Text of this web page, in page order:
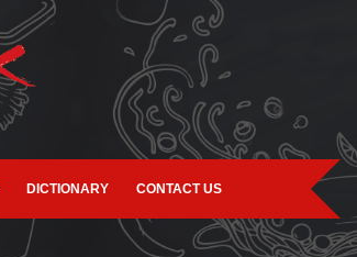
DICTIONARY CONTACT US